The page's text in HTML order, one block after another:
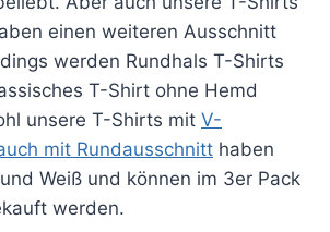
einen weiteren Ausschnitt
werden Rundhals T-Shirts
T-Shirt ohne Hemd
unsere T-Shirts mit V-
mit Rundausschnitt haben
Weiß und können im 3er Pack
werden.